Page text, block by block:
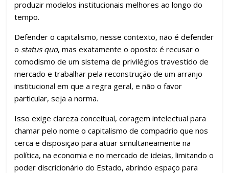
produzir modelos institucionais melhores ao longo do
tempo.
Defender o capitalismo, nesse contexto, não é defender
o status quo, mas exatamente o oposto: é recusar o
comodismo de um sistema de privilégios travestido de
mercado e trabalhar pela reconstrução de um arranjo
institucional em que a regra geral, e não o favor
particular, seja a norma.
Isso exige clareza conceitual, coragem intelectual para
chamar pelo nome o capitalismo de compadrio que nos
cerca e disposição para atuar simultaneamente na
política, na economia e no mercado de ideias, limitando o
poder discricionário do Estado, abrindo espaço para